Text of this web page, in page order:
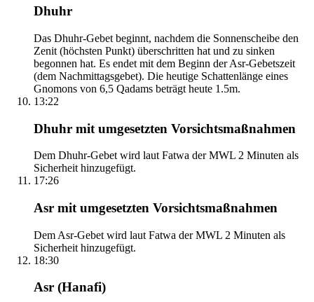
Dhuhr
Das Dhuhr-Gebet beginnt, nachdem die Sonnenscheibe den
Zenit (höchsten Punkt) überschritten hat und zu sinken
begonnen hat. Es endet mit dem Beginn der Asr-Gebetszeit
(dem Nachmittagsgebet). Die heutige Schattenlänge eines
Gnomons von 6,5 Qadams beträgt heute 1.5m.
13:22
Dhuhr mit umgesetzten Vorsichtsmaßnahmen
Dem Dhuhr-Gebet wird laut Fatwa der MWL 2 Minuten als
Sicherheit hinzugefügt.
17:26
Asr mit umgesetzten Vorsichtsmaßnahmen
Dem Asr-Gebet wird laut Fatwa der MWL 2 Minuten als
Sicherheit hinzugefügt.
18:30
Asr (Hanafi)